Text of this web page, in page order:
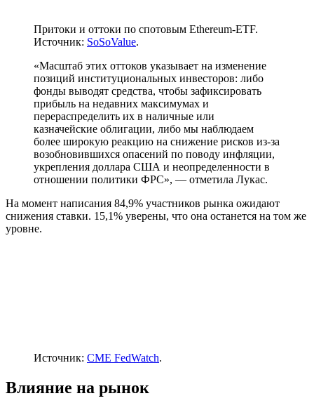
Притоки и оттоки по спотовым Ethereum-ETF.
Источник: SoSoValue.
«Масштаб этих оттоков указывает на изменение
позиций институциональных инвесторов: либо
фонды выводят средства, чтобы зафиксировать
прибыль на недавних максимумах и
перераспределить их в наличные или
казначейские облигации, либо мы наблюдаем
более широкую реакцию на снижение рисков из-за
возобновившихся опасений по поводу инфляции,
укрепления доллара США и неопределенности в
отношении политики ФРС», — отметила Лукас.
На момент написания 84,9% участников рынка ожидают
снижения ставки. 15,1% уверены, что она останется на том же
уровне.
Источник: CME FedWatch.
Влияние на рынок